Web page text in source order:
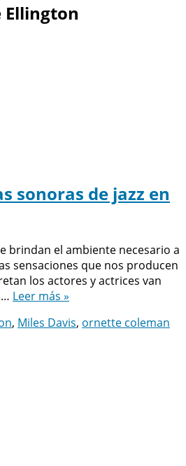
Ellington
sonoras de jazz en
brindan el ambiente necesario a
sensaciones que nos producen
los actores y actrices van
Leer más »
, Miles Davis, ornette coleman